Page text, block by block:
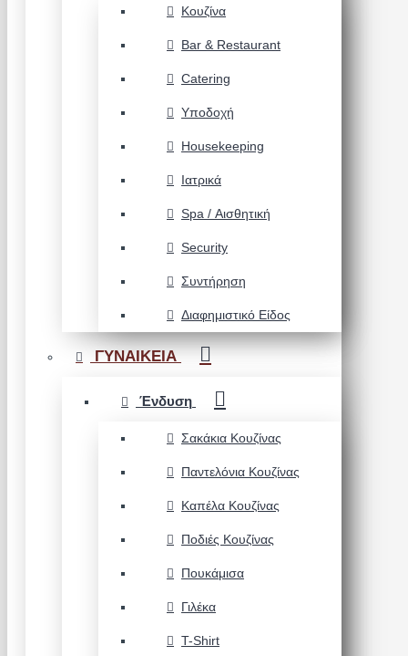
Κουζίνα
Bar & Restaurant
Catering
Υποδοχή
Housekeeping
Ιατρικά
Spa / Αισθητική
Security
Συντήρηση
Διαφημιστικό Είδος
ΓΥΝΑΙΚΕΙΑ
Ένδυση
Σακάκια Κουζίνας
Παντελόνια Κουζίνας
Καπέλα Κουζίνας
Ποδιές Κουζίνας
Πουκάμισα
Γιλέκα
T-Shirt